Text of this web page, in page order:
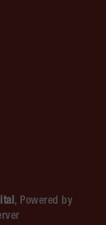
, Powered by